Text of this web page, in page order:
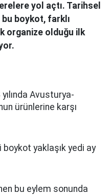
yol açtı. Tarihsel
boykot, farklı
organize olduğu ilk
Avusturya-
ürünlerine karşı
yaklaşık yedi ay
bu eylem sonunda